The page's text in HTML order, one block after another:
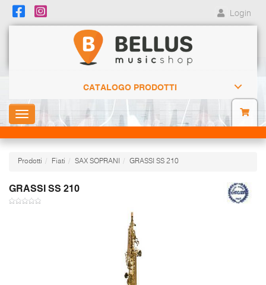
Login
CATALOGO PRODOTTI
Toggle
navigation
Prodotti Fiati SAX SOPRANI GRASSI SS 210
GRASSI SS 210